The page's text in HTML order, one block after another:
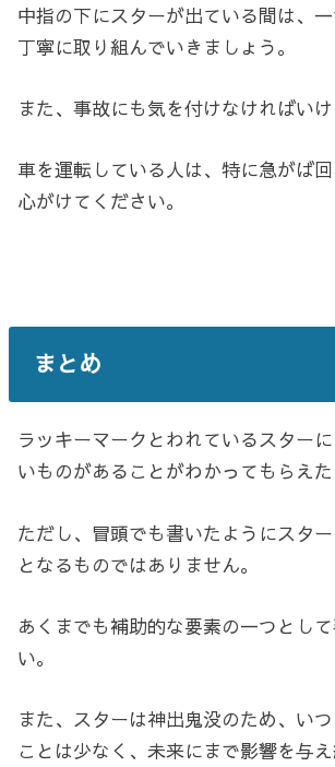
中指の下にスターが出ている間は、
丁寧に取り組んでいきましょう。
また、事故にも気を付けなければいけ
車を運転している人は、特に急がば
心がけてください。
まとめ
ラッキーマークとわれているスター
いものがあることがわかってもらえた
ただし、冒頭でも書いたようにスタ
となるものではありません。
あくまでも補助的な要素の一つとし
い。
また、スターは神出鬼没のため、い
ことは少なく、未来にまで影響を与